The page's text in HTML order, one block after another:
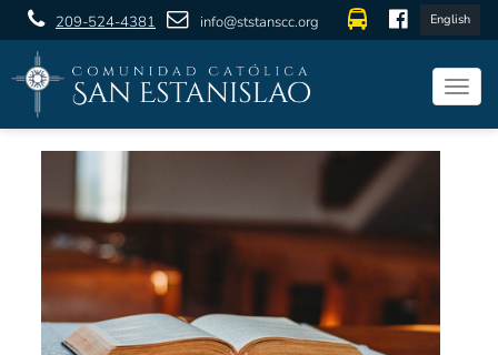
209-524-4381 info@ststanscc.org English